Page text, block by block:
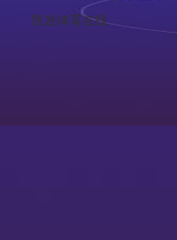
凯发体育在线